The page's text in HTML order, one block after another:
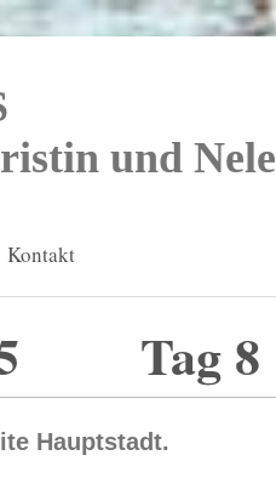
und Nele
Kontakt
Tag 8
Hauptstadt.